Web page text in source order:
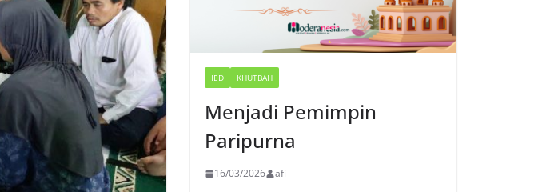
IED KHUTBAH
Menjadi Pemimpin
Paripurna
16/03/2026 afi